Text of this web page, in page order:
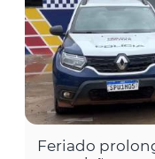
Feriado